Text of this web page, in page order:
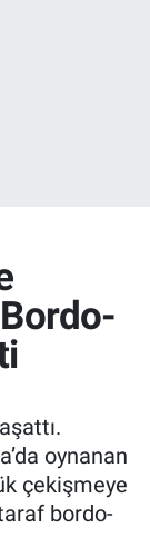
oynanan
çekişmeye
bordo-